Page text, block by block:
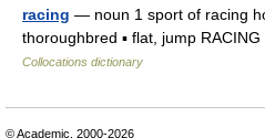
racing — noun 1 sport of racing
thoroughbred ▪ flat, jump
Collocations dictionary
© Academic, 2000-2026